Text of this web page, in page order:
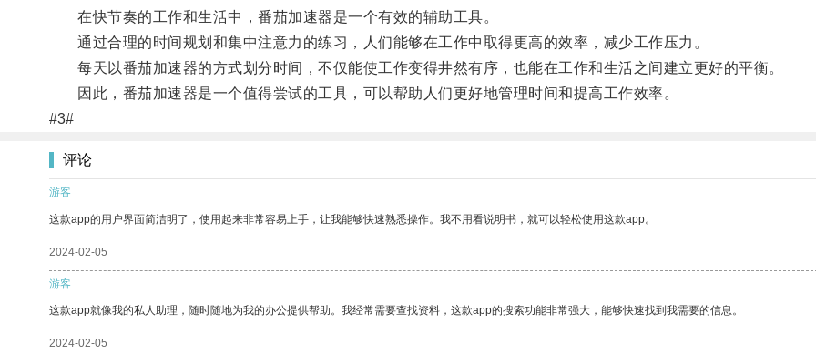
在快节奏的工作和生活中，番茄加速器是一个有效的辅助工具。
通过合理的时间规划和集中注意力的练习，人们能够在工作中取得更高的效率，减少工作压力。
每天以番茄加速器的方式划分时间，不仅能使工作变得井然有序，也能在工作和生活之间建立更好的平衡。
因此，番茄加速器是一个值得尝试的工具，可以帮助人们更好地管理时间和提高工作效率。
#3#
评论
游客
这款app的用户界面简洁明了，使用起来非常容易上手，让我能够快速熟悉操作。我不用看说明书，就可以轻松使用这款app。
2024-02-05
游客
这款app就像我的私人助理，随时随地为我的办公提供帮助。我经常需要查找资料，这款app的搜索功能非常强大，能够快速找到我需要的信息。
2024-02-05